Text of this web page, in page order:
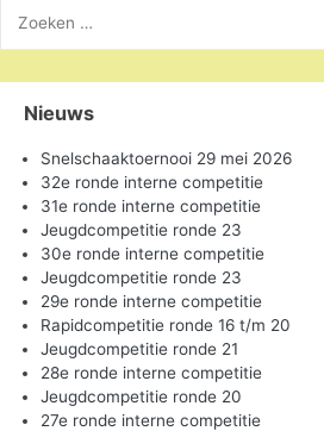
naar:
Nieuws
Snelschaaktoernooi 29 mei 2026
32e ronde interne competitie
31e ronde interne competitie
Jeugdcompetitie ronde 23
30e ronde interne competitie
Jeugdcompetitie ronde 23
29e ronde interne competitie
Rapidcompetitie ronde 16 t/m 20
Jeugdcompetitie ronde 21
28e ronde interne competitie
Jeugdcompetitie ronde 20
27e ronde interne competitie